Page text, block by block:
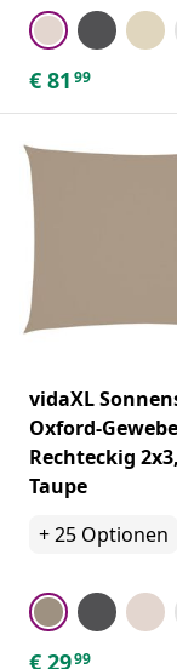
€ 81 99
vidaXL
Oxford-Gewebe
Rechteckig
Taupe
+25 Optionen
€ 2999